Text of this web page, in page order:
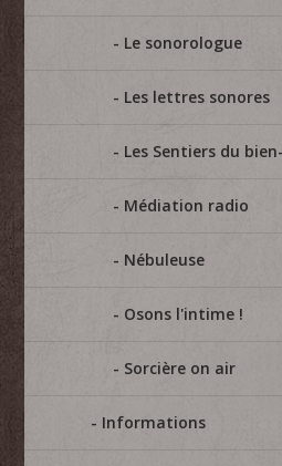
Le sonorologue
Les lettres sonores
Les Sentiers du
Médiation radio
Nébuleuse
Osons l'intime !
Sorcière on air
Informations